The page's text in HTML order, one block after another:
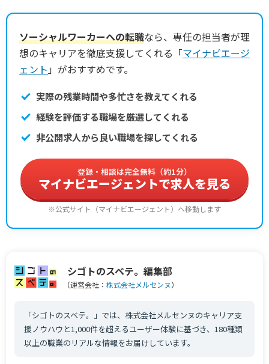
ソーシャルワーカーへの転職なら、専任の担当者が理
想のキャリアを徹底支援してくれる「マイナビエージ
ェント 」がおすすめです。
実際の残業時間や多忙さを教えてくれる
経験を評価する職場を厳選してくれる
非公開求人から良い職場を探してくれる
登録・相談は完全無料（約1分）
マイナビエージェントで求人を見る
※公式サイト（マイナビエージェント）へ移動します
シゴトのスベテ。編集部
（運営会社： 株式会社メルセンヌ）
「シゴトのスベテ。」では、株式会社メルセンヌのキャリア支
援ノウハウと1,000件を超えるユーザー体験に基づき、180種類
以上の職業のリアルな情報をお届けしています。